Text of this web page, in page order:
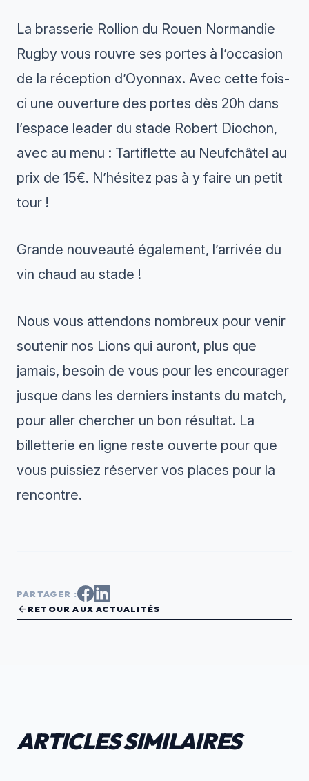
La brasserie Rollion du Rouen Normandie
Rugby vous rouvre ses portes à l’occasion
de la réception d’Oyonnax. Avec cette fois-
ci une ouverture des portes dès 20h dans
l’espace leader du stade Robert Diochon,
avec au menu : Tartiflette au Neufchâtel au
prix de 15€. N’hésitez pas à y faire un petit
tour !
Grande nouveauté également, l’arrivée du
vin chaud au stade !
Nous vous attendons nombreux pour venir
soutenir nos Lions qui auront, plus que
jamais, besoin de vous pour les encourager
jusque dans les derniers instants du match,
pour aller chercher un bon résultat. La
billetterie en ligne reste ouverte pour que
vous puissiez réserver vos places pour la
rencontre.
PARTAGER :
arrow_back RETOUR AUX ACTUALITÉS
ARTICLES SIMILAIRES